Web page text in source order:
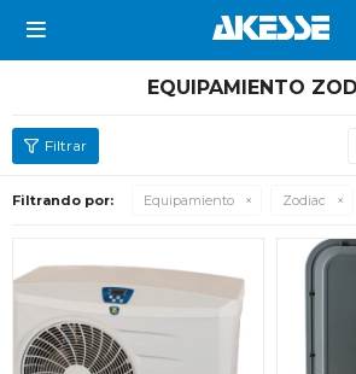

EQUIPAMIENTO
Filtrando por: Equipamiento Zodiac